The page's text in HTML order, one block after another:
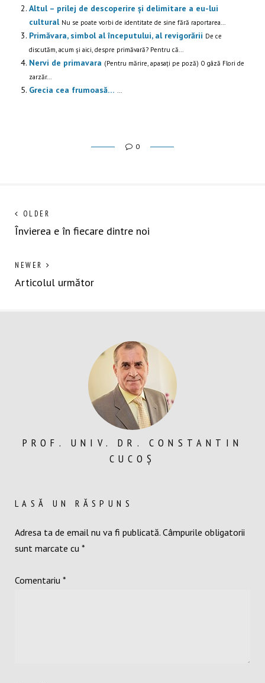
Altul – prilej de descoperire și delimitare a eu-lui
cultural Nu se poate vorbi de identitate de sine fără raportarea...
Primăvara, simbol al începutului, al revigorării De ce
discutăm, acum și aici, despre primăvară? Pentru că...
Nervi de primavara (Pentru mărire, apasați pe poză) O gâză Flori de
zarzăr...
Grecia cea frumoasă… ...
0
Navigare
în
articole
OLDER
post:
Învierea e în fiecare dintre noi
NEWER
post:
Articolul următor
PROF. UNIV. DR. CONSTANTIN
CUCOȘ
LASĂ UN RĂSPUNS
Adresa ta de email nu va fi publicată. Câmpurile obligatorii
sunt marcate cu *
Comentariu *